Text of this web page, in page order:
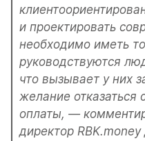
и проектировать
необходимо иметь
руководствуются
что вызывает у них
желание отказаться
оплаты, ―
директор